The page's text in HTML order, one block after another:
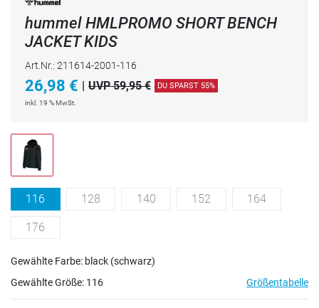
hummel HMLPROMO SHORT BENCH
JACKET KIDS
Art.Nr.: 211614-2001-116
26,98 € | UVP 59,95 € DU SPARST 55%
inkl. 19 % MwSt.
116 128 140 152 164
176
Gewählte Farbe: black (schwarz)
Gewählte Größe: 116 Größentabelle